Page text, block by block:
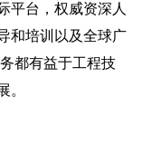
平台，权威资深人
和培训以及全球广
都有益于工程技
。